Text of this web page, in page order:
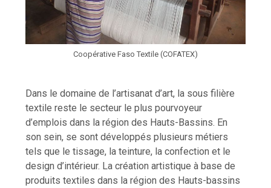
Coopérative Faso Textile (COFATEX)
Dans le domaine de l’artisanat d’art, la sous filière
textile reste le secteur le plus pourvoyeur
d’emplois dans la région des Hauts-Bassins. En
son sein, se sont développés plusieurs métiers
tels que le tissage, la teinture, la confection et le
design d’intérieur. La création artistique à base de
produits textiles dans la région des Hauts-bassins